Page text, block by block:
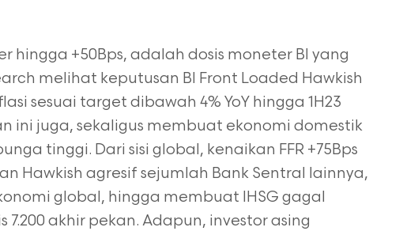
hingga +50Bps, adalah dosis moneter BI yang
melihat keputusan BI Front Loaded Hawkish
sesuai target dibawah 4% YoY hingga 1H23
ini juga, sekaligus membuat ekonomi domestik
tinggi. Dari sisi global, kenaikan FFR +75Bps
Hawkish agresif sejumlah Bank Sentral lainnya,
global, hingga membuat IHSG gagal
7.200 akhir pekan. Adapun, investor asing